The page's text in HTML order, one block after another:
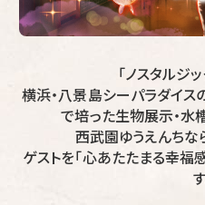
「ノスタルジ
横浜・八景島シーパラダイ
で培った生物展示・水
西武園ゆうえんちな
ゲストを「心あたたまる幸福